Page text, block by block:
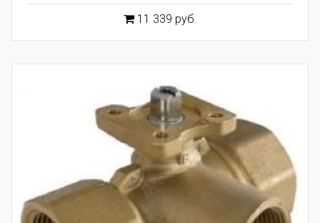
11 339 руб.